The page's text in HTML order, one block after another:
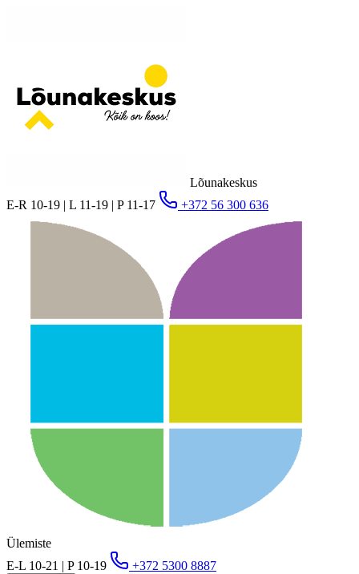
Lõunakeskus
E-R 10-19 | L 11-19 | P 11-17
+372 56 300 636
Ülemiste
E-L 10-21 | P 10-19
+372 5300 8887